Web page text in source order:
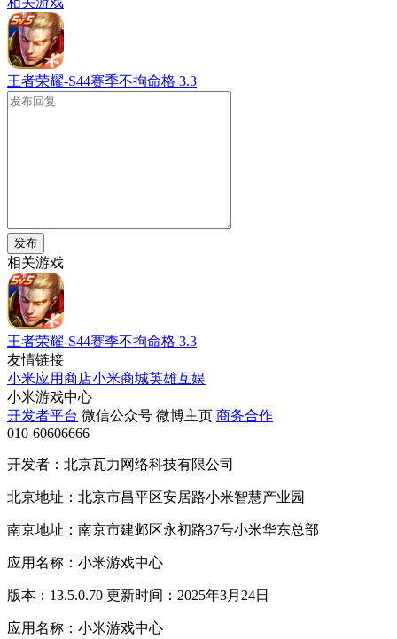
王者荣耀-S44赛季不拘命格 3.3
发布
相关游戏
王者荣耀-S44赛季不拘命格 3.3
友情链接
小米应用商店小米商城英雄互娱
小米游戏中心
开发者平台 微信公众号 微博主页 商务合作
010-60606666
开发者：北京瓦力网络科技有限公司
北京地址：北京市昌平区安居路小米智慧产业园
南京地址：南京市建邺区永初路37号小米华东总部
应用名称：小米游戏中心
版本：13.5.0.70 更新时间：2025年3月24日
应用名称：小米游戏中心